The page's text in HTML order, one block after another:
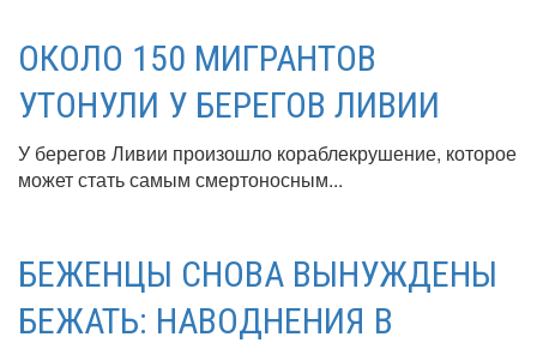
ОКОЛО 150 МИГРАНТОВ
УТОНУЛИ У БЕРЕГОВ ЛИВИИ
У берегов Ливии произошло кораблекрушение, которое
может стать самым смертоносным...
БЕЖЕНЦЫ СНОВА ВЫНУЖДЕНЫ
БЕЖАТЬ: НАВОДНЕНИЯ В